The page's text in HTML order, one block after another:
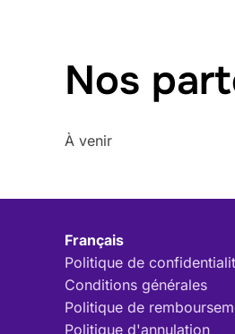
Nos
À venir
Français
Politique de
Conditions générales
Politique de
Politique d'annulation